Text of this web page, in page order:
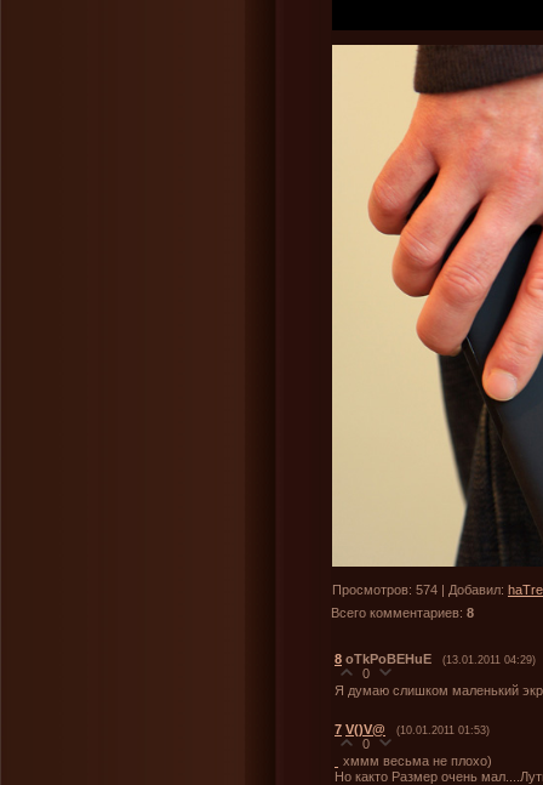
Просмотров: 574 | Добавил:
Всего комментариев: 8
8 oTkPoBEHuE (13.01.2011 04:29)
0
Я думаю слишком маленький
7 V()V@ (10.01.2011 01:53)
0
хммм весьма не плохо)
Но както Размер очень